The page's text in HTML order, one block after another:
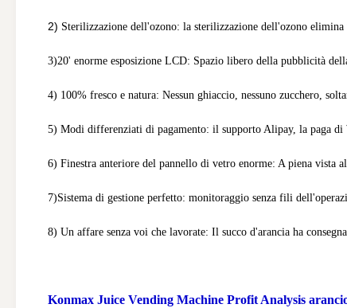
2) Sterilizzazione dell'ozono: la sterilizzazione dell'ozono
3)20' enorme esposizione LCD: Spazio libero della pubblicità
4) 100% fresco e natura: Nessun ghiaccio, nessuno zucchero,
5) Modi differenziati di pagamento: il supporto Alipay, la paga di
6) Finestra anteriore del pannello di vetro enorme: A piena vista
7)Sistema di gestione perfetto: monitoraggio senza fili
8) Un affare senza voi che lavorate: Il succo d'arancia ha
Konmax Juice Vending Machine Profit Analysis